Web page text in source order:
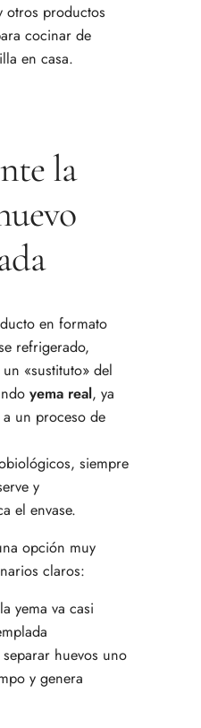
otros productos
cocinar de
en casa.
la
en formato
refrigerado,
«sustituto» del
yema real, ya
un proceso de
siempre
y
el envase.
opción muy
claros:
yema va casi
huevos uno
y genera